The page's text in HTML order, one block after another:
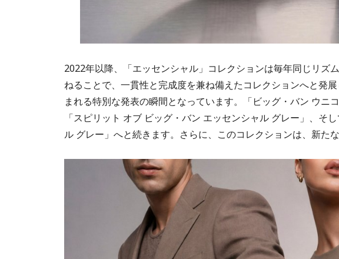
2022年以降、「エッセンシャル」コレクションは毎年同じリズ
ねることで、一貫性と完成度を兼ね備えたコレクションへと発
まれる特別な発表の瞬間となっています。「ビッグ・バン ウニ
「スピリット オブ ビッグ・バン エッセンシャル グレー」、そ
ル グレー」へと続きます。さらに、このコレクションは、新た